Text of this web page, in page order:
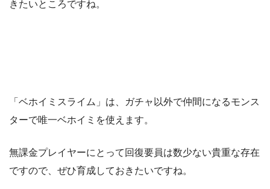
きたいところですね。
「ベホイミスライム」は、ガチャ以外で仲間になるモンス
ターで唯一ベホイミを使えます。
無課金プレイヤーにとって回復要員は数少ない貴重な存在
ですので、ぜひ育成しておきたいですね。